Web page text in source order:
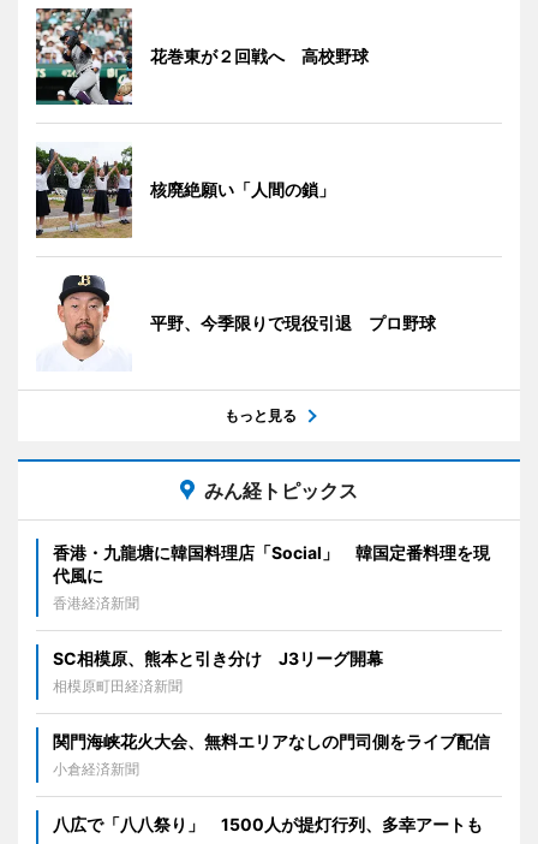
花巻東が２回戦へ 高校野球
核廃絶願い「人間の鎖」
平野、今季限りで現役引退 プロ野球
もっと見る
みん経トピックス
香港・九龍塘に韓国料理店「Social」 韓国定番料理を現
代風に
香港経済新聞
SC相模原、熊本と引き分け J3リーグ開幕
相模原町田経済新聞
関門海峡花火大会、無料エリアなしの門司側をライブ配信
小倉経済新聞
八広で「八八祭り」 1500人が提灯行列、多幸アートも